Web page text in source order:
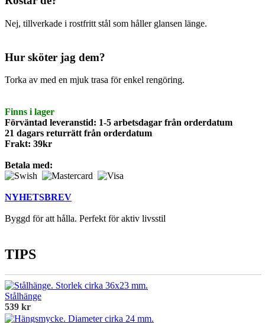
Nej, tillverkade i rostfritt stål som håller glansen länge.
Hur sköter jag dem?
Torka av med en mjuk trasa för enkel rengöring.
Finns i lager
Förväntad leveranstid: 1-5 arbetsdagar från orderdatum
21 dagars returrätt från orderdatum
Frakt: 39kr
Betala med:
NYHETSBREV
Byggd för att hålla. Perfekt för aktiv livsstil
TIPS
Stålhänge
539 kr